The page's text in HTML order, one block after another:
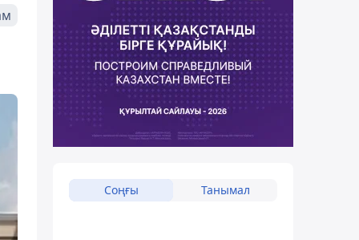
Соңғы Танымал